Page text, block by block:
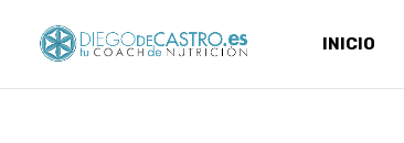
INICIO